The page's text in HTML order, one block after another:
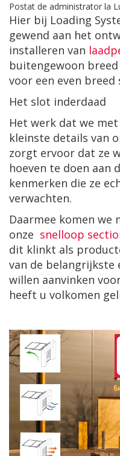
Postat de administrator la
Hier bij Loading
gewend aan het
installeren van
buitengewoon
voor een even breed
Het slot inderdaad
Het werk dat we
kleinste details van
zorgt ervoor dat ze
hoeven te doen aan
kenmerken die ze
verwachten.
Daarmee komen we
onze snelloop
dit klinkt als
van de belangrijkste
willen aanvinken
heeft u volkomen